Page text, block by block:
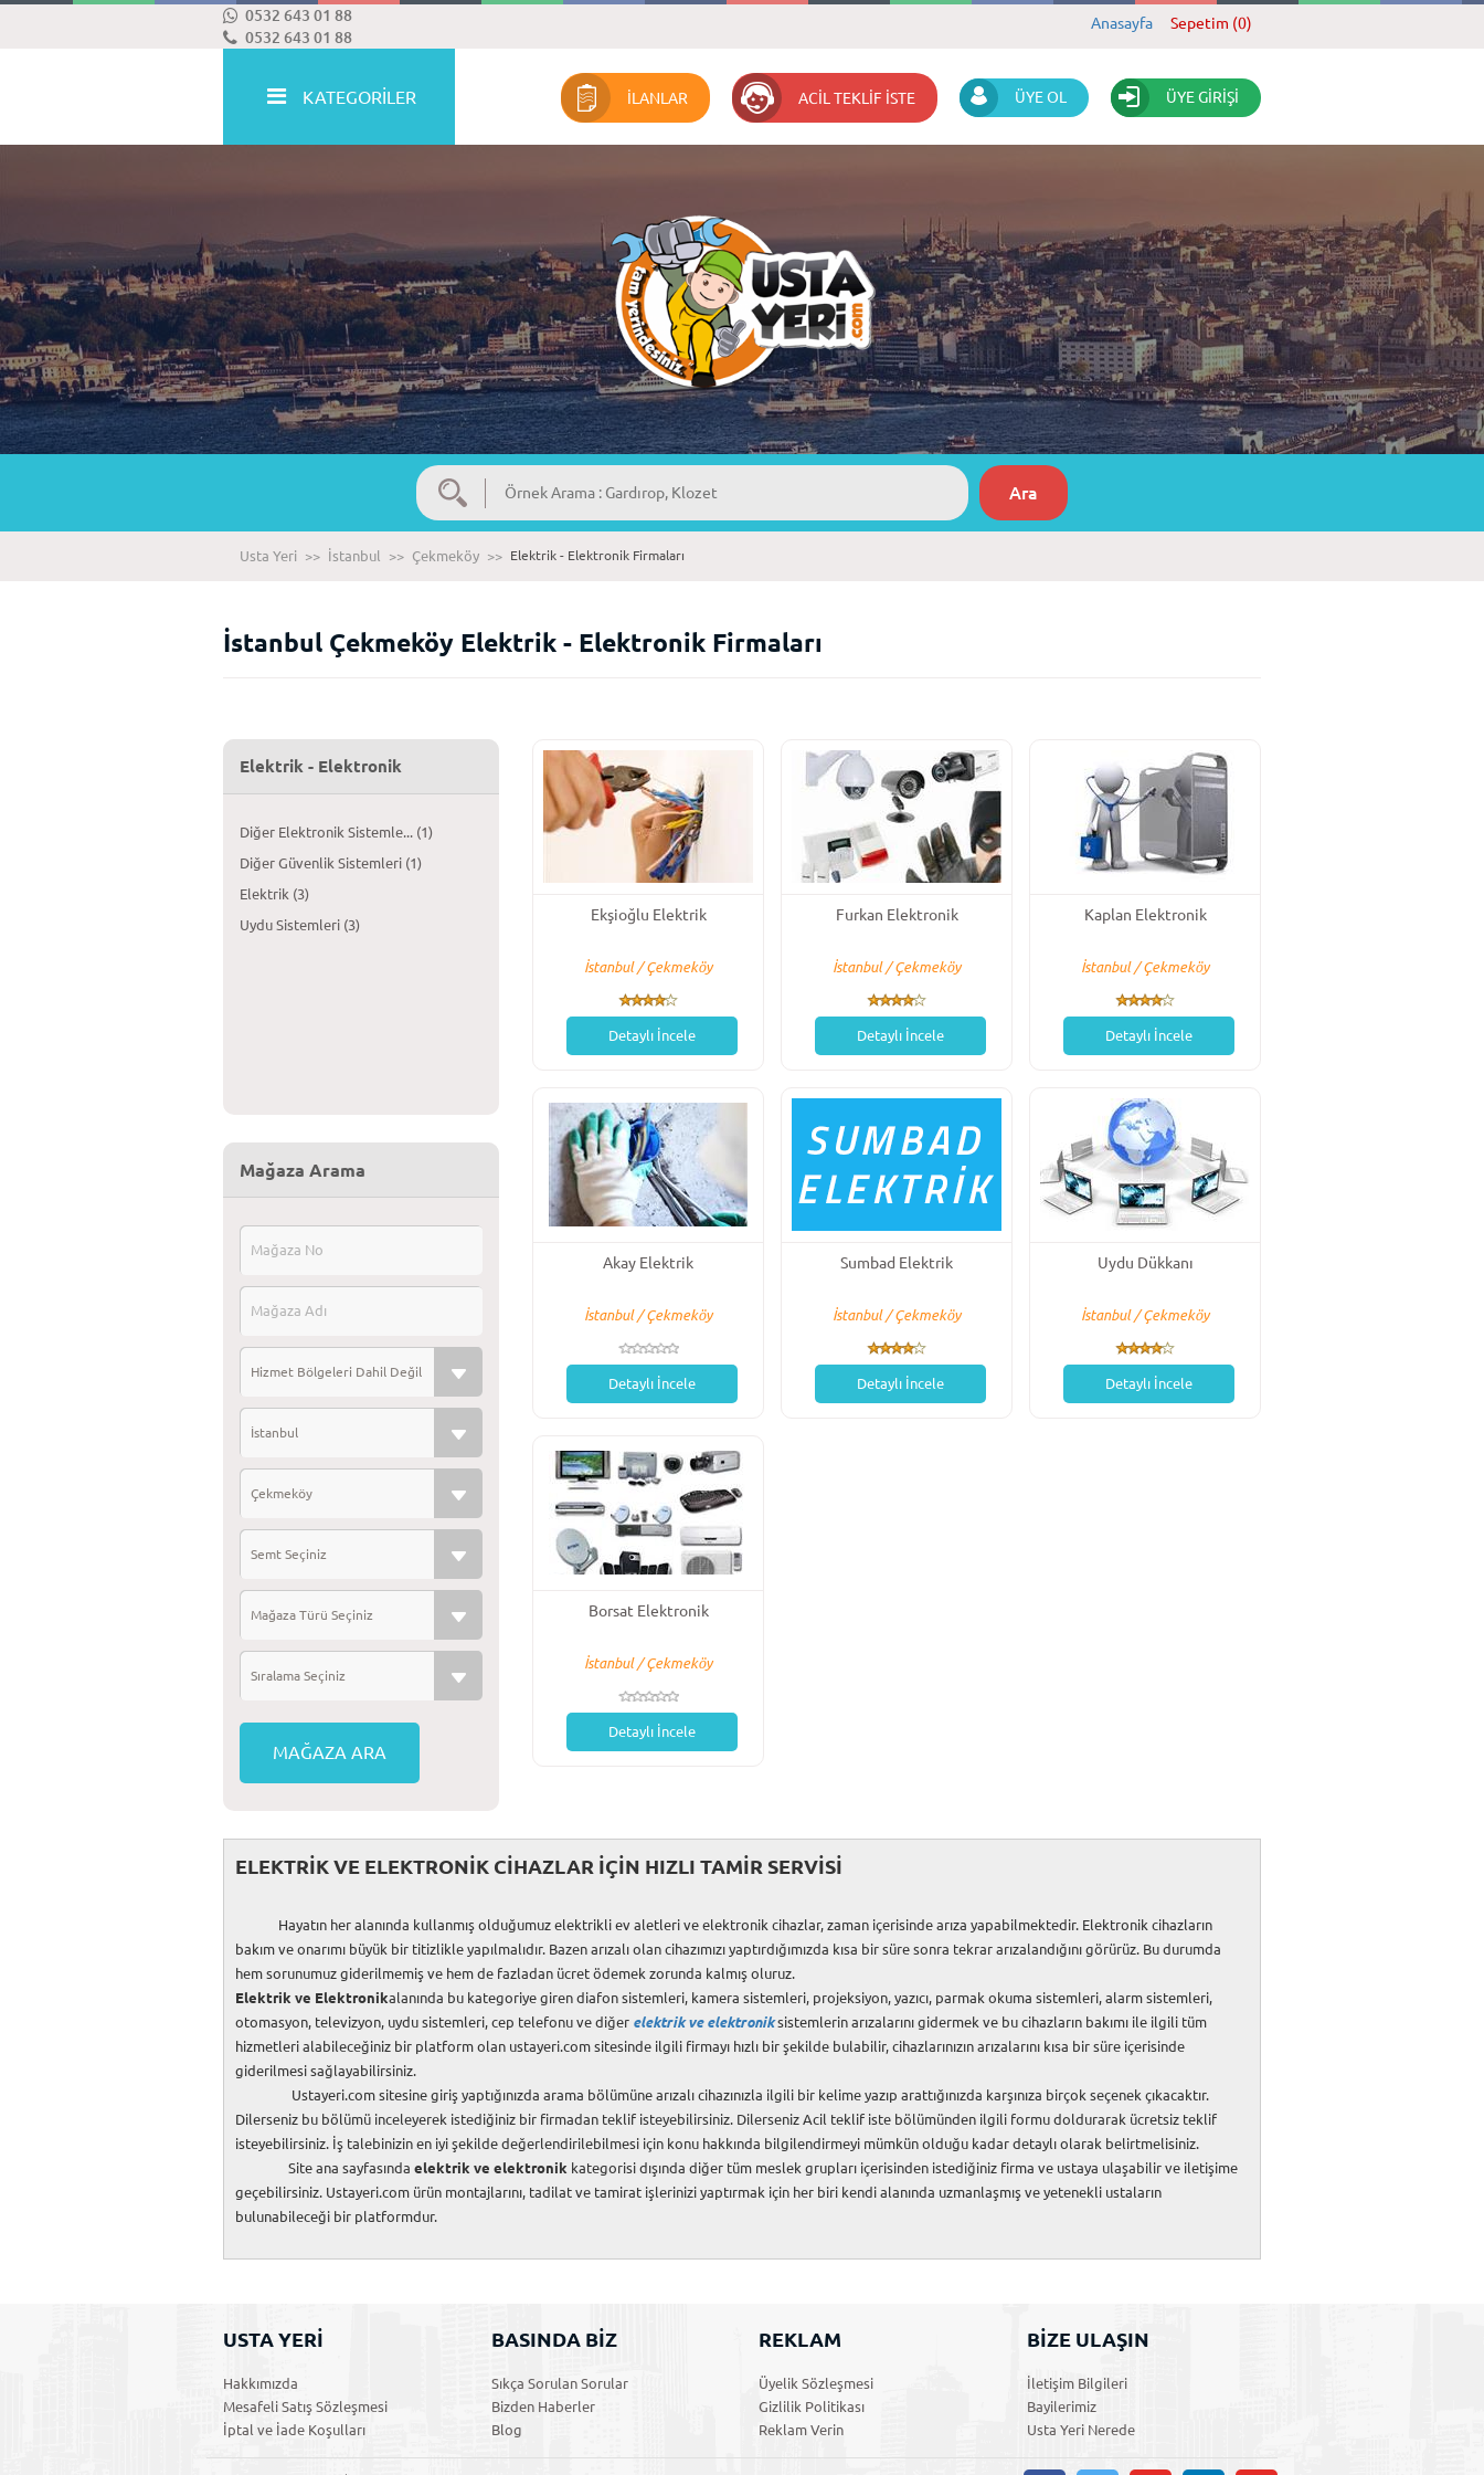
0532 643 01 88
0532 643 01 88
Anasayfa Sepetim (0)
KATEGORİLER İLANLAR ACİL TEKLİF İSTE ÜYE OL ÜYE GİRİŞİ
Usta Yeri >> İstanbul >> Çekmeköy >> Elektrik - Elektronik Firmaları
İstanbul Çekmeköy Elektrik - Elektronik Firmaları
Elektrik - Elektronik
Diğer Elektronik Sistemle... (1)
Diğer Güvenlik Sistemleri (1)
Elektrik (3)
Uydu Sistemleri (3)
Mağaza Arama
Hizmet Bölgeleri Dahil Değil
İstanbul
Çekmeköy
Semt Seçiniz
Mağaza Türü Seçiniz
Sıralama Seçiniz
Ekşioğlu Elektrik
İstanbul / Çekmeköy
Detaylı İncele
Furkan Elektronik
İstanbul / Çekmeköy
Detaylı İncele
Kaplan Elektronik
İstanbul / Çekmeköy
Detaylı İncele
Akay Elektrik
İstanbul / Çekmeköy
Detaylı İncele
Sumbad Elektrik
İstanbul / Çekmeköy
Detaylı İncele
Uydu Dükkanı
İstanbul / Çekmeköy
Detaylı İncele
Borsat Elektronik
İstanbul / Çekmeköy
Detaylı İncele
ELEKTRİK VE ELEKTRONİK CİHAZLAR İÇİN HIZLI TAMİR SERVİSİ
Hayatın her alanında kullanmış olduğumuz elektrikli ev aletleri ve elektronik cihazlar, zaman içerisinde arıza yapabilmektedir. Elektronik cihazların
bakım ve onarımı büyük bir titizlikle yapılmalıdır. Bazen arızalı olan cihazımızı yaptırdığımızda kısa bir süre sonra tekrar arızalandığını görürüz. Bu durumda
hem sorunumuz giderilmemiş ve hem de fazladan ücret ödemek zorunda kalmış oluruz.
Elektrik ve Elektronikalanında bu kategoriye giren diafon sistemleri, kamera sistemleri, projeksiyon, yazıcı, parmak okuma sistemleri, alarm sistemleri,
otomasyon, televizyon, uydu sistemleri, cep telefonu ve diğer elektrik ve elektroniksistemlerin arızalarını gidermek ve bu cihazların bakımı ile ilgili tüm
hizmetleri alabileceğiniz bir platform olan ustayeri.com sitesinde ilgili firmayı hızlı bir şekilde bulabilir, cihazlarınızın arızalarını kısa bir süre içerisinde
giderilmesi sağlayabilirsiniz.
Ustayeri.com sitesine giriş yaptığınızda arama bölümüne arızalı cihazınızla ilgili bir kelime yazıp arattığınızda karşınıza birçok seçenek çıkacaktır.
Dilerseniz bu bölümü inceleyerek istediğiniz bir firmadan teklif isteyebilirsiniz. Dilerseniz Acil teklif iste bölümünden ilgili formu doldurarak ücretsiz teklif
isteyebilirsiniz. İş talebinizin en iyi şekilde değerlendirilebilmesi için konu hakkında bilgilendirmeyi mümkün olduğu kadar detaylı olarak belirtmelisiniz.
Site ana sayfasında elektrik ve elektronik kategorisi dışında diğer tüm meslek grupları içerisinden istediğiniz firma ve ustaya ulaşabilir ve iletişime
geçebilirsiniz. Ustayeri.com ürün montajlarını, tadilat ve tamirat işlerinizi yaptırmak için her biri kendi alanında uzmanlaşmış ve yetenekli ustaların
bulunabileceği bir platformdur.
USTA YERİ
Hakkımızda
Mesafeli Satış Sözleşmesi
İptal ve İade Koşulları
BASINDA BİZ
Sıkça Sorulan Sorular
Bizden Haberler
Blog
REKLAM
Üyelik Sözleşmesi
Gizlilik Politikası
Reklam Verin
BİZE ULAŞIN
İletişim Bilgileri
Bayilerimiz
Usta Yeri Nerede